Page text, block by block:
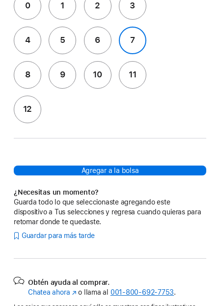
0 1 2 3
4 5 6 7
8 9 10 11
12
Agregar a la bolsa
¿Necesitas un momento?
Guarda todo lo que seleccionaste agregando este
dispositivo a Tus selecciones y regresa cuando quieras para
retomar donde te quedaste.
Guardar para más tarde
Obtén ayuda al comprar.
Chatea ahora (seo llama al 001‑800‑692‑7753.